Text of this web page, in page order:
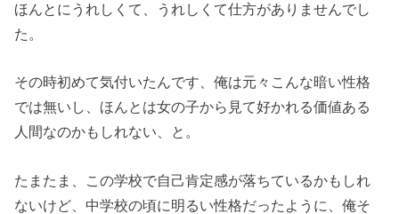
ほんとにうれしくて、うれしくて仕方がありませんでし
た。
その時初めて気付いたんです、俺は元々こんな暗い性格
では無いし、ほんとは女の子から見て好かれる価値ある
人間なのかもしれない、と。
たまたま、この学校で自己肯定感が落ちているかもしれ
ないけど、中学校の頃に明るい性格だったように、俺そ